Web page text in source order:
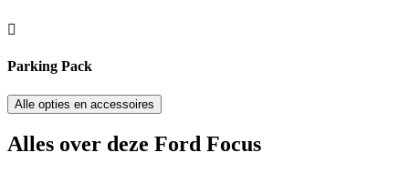
Parking Pack
Alle opties en accessoires
Alles over deze Ford Focus